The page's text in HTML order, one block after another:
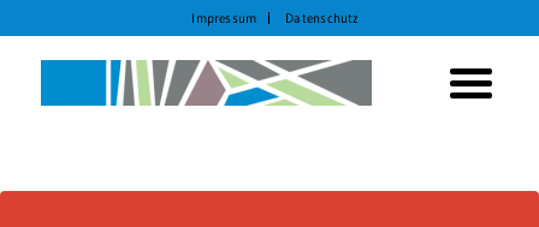
Impressum Datenschutz